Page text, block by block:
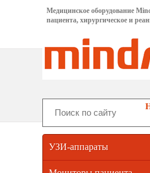
Медицинское оборудование
пациента, хирургическое и
УЗИ-аппараты